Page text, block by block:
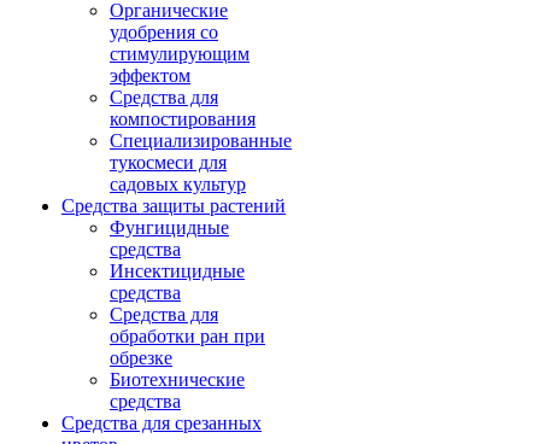
Органические
удобрения со
стимулирующим
эффектом
Средства для
компостирования
Специализированные
тукосмеси для
садовых культур
Средства защиты растений
Фунгицидные
средства
Инсектицидные
средства
Средства для
обработки ран при
обрезке
Биотехнические
средства
Средства для срезанных